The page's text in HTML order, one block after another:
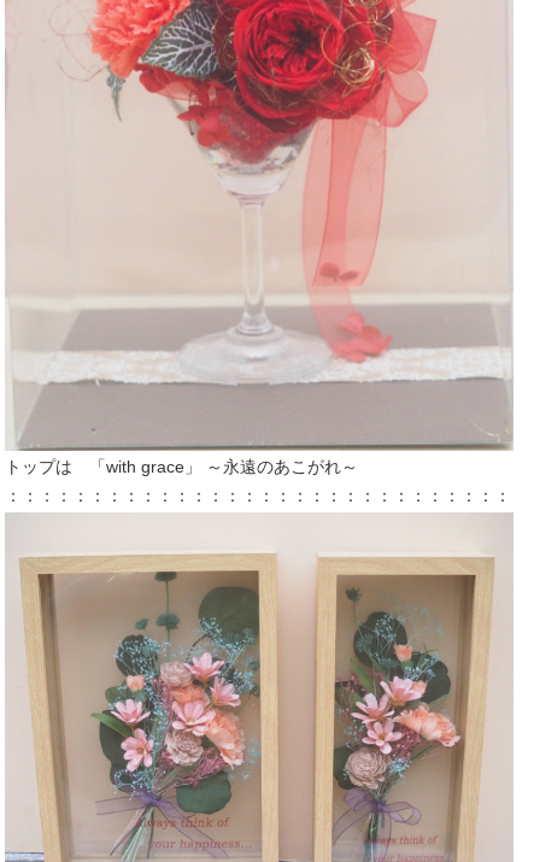
トップは
「with grace」 ～永遠のあこがれ～
：：：：：：：：：：：：：：：：：：：：：：：：：：：：：：：